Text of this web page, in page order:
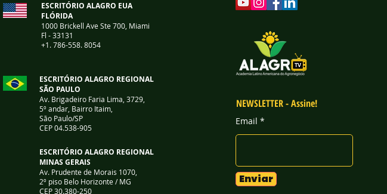
ESCRITÓRIO ALAGRO EUA
FLÓRIDA
1000 Brickell Ave Ste 700, Miami
Fl - 33131
+1. 786-558. 8054
ESCRITÓRIO ALAGRO REGIONAL
SÃO PAULO
Av. Brigadeiro Faria Lima, 3729,
5º andar, Bairro Itaim,
São Paulo/SP
CEP 04.538-905
ESCRITÓRIO ALAGRO REGIONAL
MINAS GERAIS
Av. Prudente de Morais 1070,
2º piso Belo Horizonte / MG
CEP 30.380-250
NEWSLETTER - Assine!
Email
Enviar